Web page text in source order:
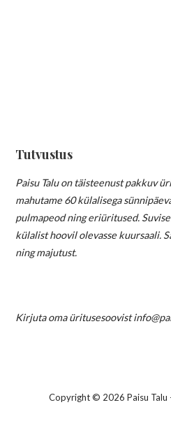
Tutvustus
Paisu Talu on täisteenust pakkuv
mahutame 60 külalisega
pulmapeod ning eriüritused.
külalist hoovil olevasse kuursaali.
ning majutust.
Kirjuta oma üritusesoovist
Copyright © 2026 Paisu Talu